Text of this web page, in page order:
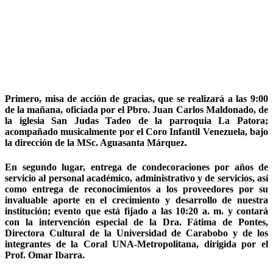
Primero, misa de acción de gracias, que se realizará a las 9:00
de la mañana, oficiada por el Pbro. Juan Carlos Maldonado, de
la iglesia San Judas Tadeo de la parroquia La Patora;
acompañado musicalmente por el Coro Infantil Venezuela, bajo
la dirección de la MSc. Aguasanta Márquez.
En segundo lugar, entrega de condecoraciones por años de
servicio al personal académico, administrativo y de servicios, así
como entrega de reconocimientos a los proveedores por su
invaluable aporte en el crecimiento y desarrollo de nuestra
institución; evento que está fijado a las 10:20 a. m. y contará
con la intervención especial de la Dra. Fátima de Pontes,
Directora Cultural de la Universidad de Carabobo y de los
integrantes de la Coral UNA-Metropolitana, dirigida por el
Prof. Omar Ibarra.